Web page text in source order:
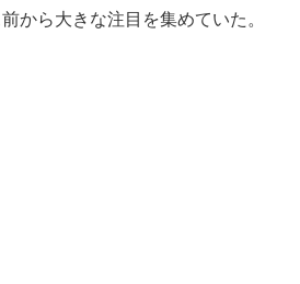
から大きな注目を集めていた。